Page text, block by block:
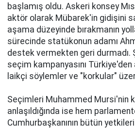
başlamış oldu. Askeri konsey
aktör olarak Mübarek'in gidişini
aşama düzeyinde bırakmanın
sürecinde statükonun adamı
destek vermekten geri durmadı.
seçim kampanyasını Türkiye'den
laikçi söylemler ve "korkular"
Seçimleri Muhammed Mursi'nin
anlaşıldığında ise hem
Cumhurbaşkanının bütün